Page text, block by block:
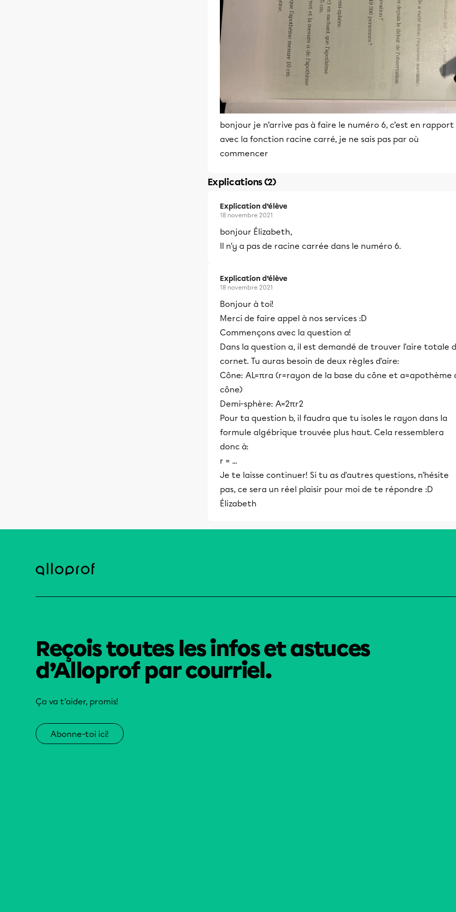
bonjour je n’arrive pas à faire le numéro 6, c’est en rapport
avec la fonction racine carré, je ne sais pas par où
commencer
Explications (2)
Explication d’élève
18 novembre 2021
bonjour Élizabeth,
Il n'y a pas de racine carrée dans le numéro 6.
Explication d’élève
18 novembre 2021
Bonjour à toi!
Merci de faire appel à nos services :D
Commençons avec la question a!
Dans la question a, il est demandé de trouver l'aire totale
cornet. Tu auras besoin de deux règles d'aire:
Cône: AL=πra (r=rayon de la base du cône et a=apothème
cône)
Demi-sphère: A=2πr2
Pour ta question b, il faudra que tu isoles le rayon dans la
formule algébrique trouvée plus haut. Cela ressemblera
donc à:
r = ...
Je te laisse continuer! Si tu as d'autres questions, n'hésite
pas, ce sera un réel plaisir pour moi de te répondre :D
Élizabeth
Reçois toutes les infos et astuces
d’Alloprof par courriel.
Ça va t’aider, promis!
Abonne-toi ici!